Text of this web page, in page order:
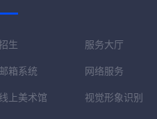
生 服务大厅
邮箱系统 网络服务
线上美术馆 视觉形象识别